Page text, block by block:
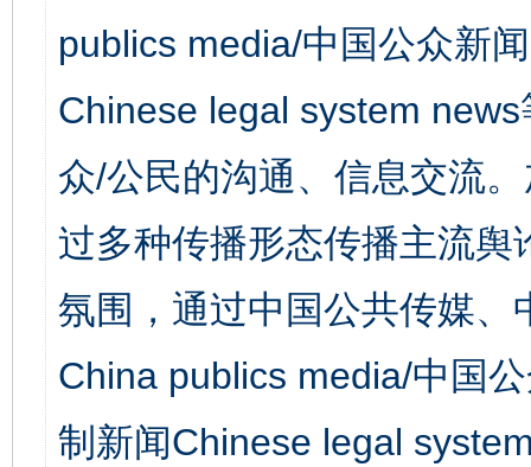
publics media/中国公众新
Chinese legal system
众/公民的沟通、信息交流
过多种传播形态传播主流
氛围，通过中国公共传媒
China publics media/中国
制新闻Chinese legal